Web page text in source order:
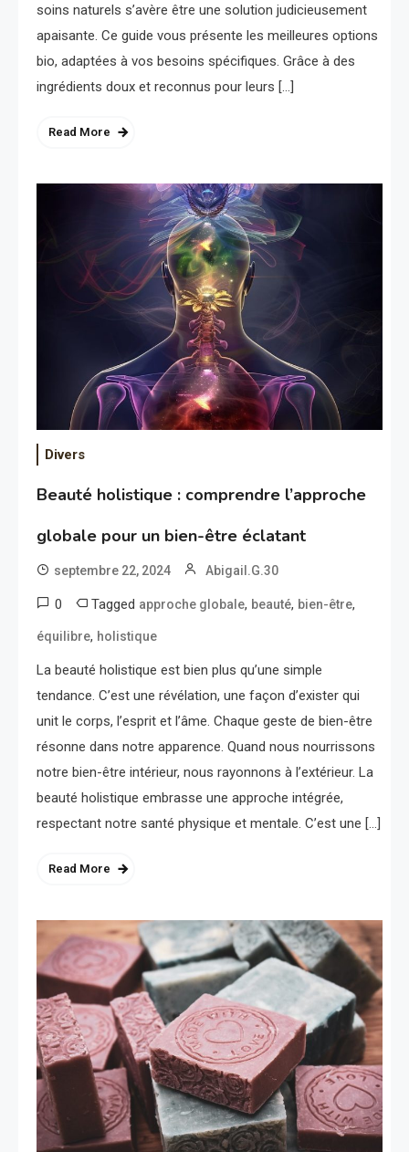
soins naturels s’avère être une solution judicieusement
apaisante. Ce guide vous présente les meilleures options
bio, adaptées à vos besoins spécifiques. Grâce à des
ingrédients doux et reconnus pour leurs […]
Read More
Divers
Beauté holistique : comprendre l’approche
globale pour un bien-être éclatant
septembre 22, 2024 Abigail.G.30
0 Tagged approche globale, beauté, bien-être,
équilibre, holistique
La beauté holistique est bien plus qu’une simple
tendance. C’est une révélation, une façon d’exister qui
unit le corps, l’esprit et l’âme. Chaque geste de bien-être
résonne dans notre apparence. Quand nous nourrissons
notre bien-être intérieur, nous rayonnons à l’extérieur. La
beauté holistique embrasse une approche intégrée,
respectant notre santé physique et mentale. C’est une […]
Read More